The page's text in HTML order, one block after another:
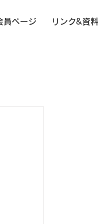
員ページ リンク&資料